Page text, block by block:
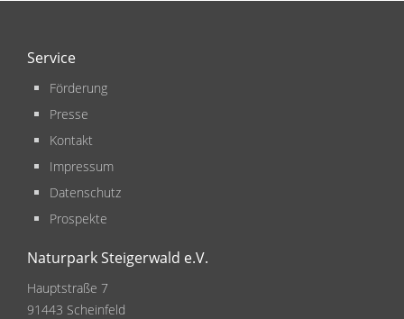
Service
Förderung
Presse
Kontakt
Impressum
Datenschutz
Prospekte
Naturpark Steigerwald e.V.
Hauptstraße 7
91443 Scheinfeld